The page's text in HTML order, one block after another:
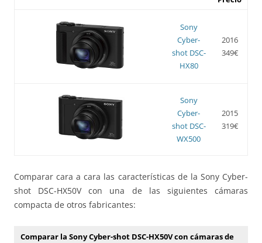
Sony
Cyber-
shot DSC-
HX80
2016
349€
Sony
Cyber-
shot DSC-
WX500
2015
319€
Comparar cara a cara las características de la Sony Cyber-
shot DSC-HX50V con una de las siguientes cámaras
compacta de otros fabricantes:
Comparar la Sony Cyber-shot DSC-HX50V con cámaras de